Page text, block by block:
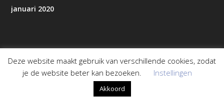
januari 2020
AED’s in Staphorst/Rouveen
Deze website maakt gebruik van verschillende cookies, zodat
je de website beter kan bezoeken.
Instellingen
Akkoord